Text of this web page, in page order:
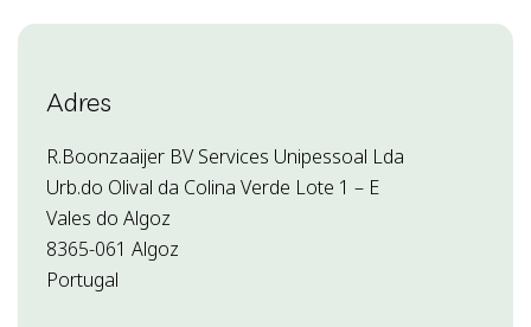
Adres
R.Boonzaaijer BV Services Unipessoal Lda
Urb.do Olival da Colina Verde Lote 1 – E
Vales do Algoz
8365-061 Algoz
Portugal